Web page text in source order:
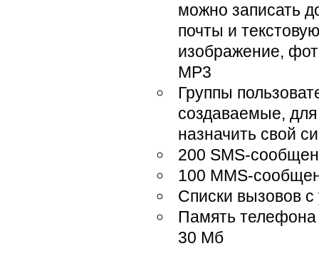
можно записать
почты и
изображение,
MP3
Группы
создаваемые,
назначить свой
200 SMS-
100 MMS-
Списки вызовов
Память телефона
30 Мб